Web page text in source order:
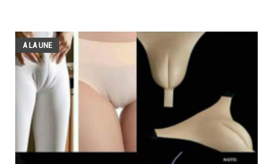
A LA UNE